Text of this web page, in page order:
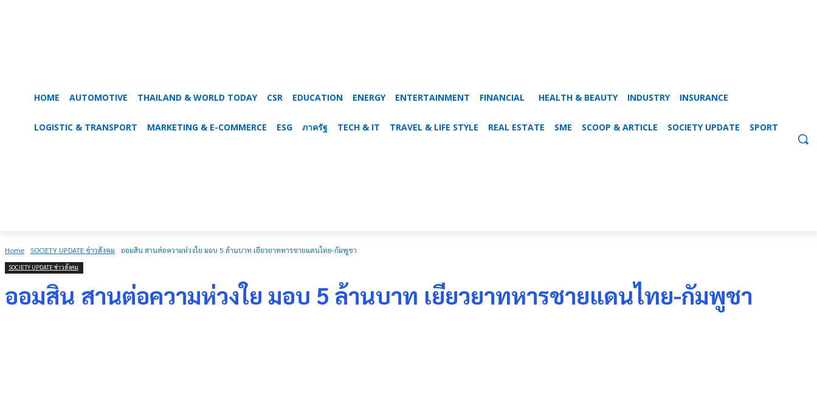
HOME AUTOMOTIVE THAILAND & WORLD TODAY CSR EDUCATION ENERGY ENTERTAINMENT FINANCIAL HEALTH & BEAUTY INDUSTRY INSURANCE
LOGISTIC & TRANSPORT MARKETING & E-COMMERCE ESG ภาครัฐ TECH & IT TRAVEL & LIFE STYLE REAL ESTATE SME SCOOP & ARTICLE SOCIETY UPDATE SPORT
Home SOCIETY UPDATE ข่าวสังคม ออมสิน สานต่อความห่วงใย มอบ 5 ล้านบาท เยียวยาทหารชายแดนไทย-กัมพูชา
SOCIETY UPDATE ข่าวสังคม
ออมสิน สานต่อความห่วงใย มอบ 5 ล้านบาท เยียวยาทหารชายแดนไทย-กัมพูชา